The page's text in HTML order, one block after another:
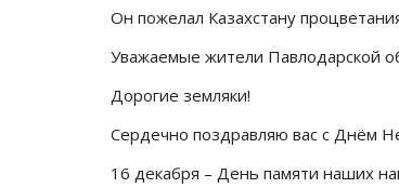
Он пожелал Казахстану
Уважаемые жители Павлодарской
Дорогие земляки!
Сердечно поздравляю вас с Днём
16 декабря – День памяти наших